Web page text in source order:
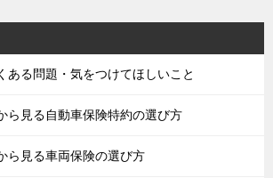
ある問題・気をつけてほしいこと
ら見る自動車保険特約の選び方
ら見る車両保険の選び方